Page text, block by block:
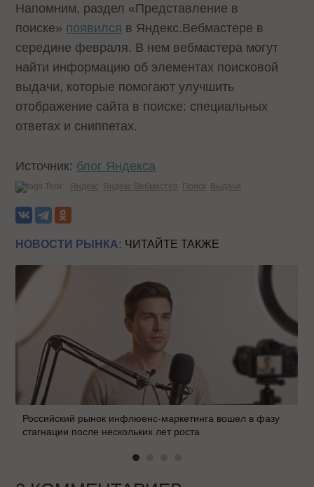
Напомним, раздел «Представление в
поиске» появился в Яндекс.Вебмастере в
середине февраля. В нем вебмастера могут
найти информацию об элементах поисковой
выдачи, которые помогают улучшить
отображение сайта в поиске: специальных
ответах и сниппетах.
Источник: блог Яндекса
Теги: Яндекс Яндекс.Вебмастер Поиск Выдача
НОВОСТИ РЫНКА: ЧИТАЙТЕ ТАКЖЕ
Российский рынок инфлюенс-маркетинга вошел в фазу
стагнации после нескольких лет роста